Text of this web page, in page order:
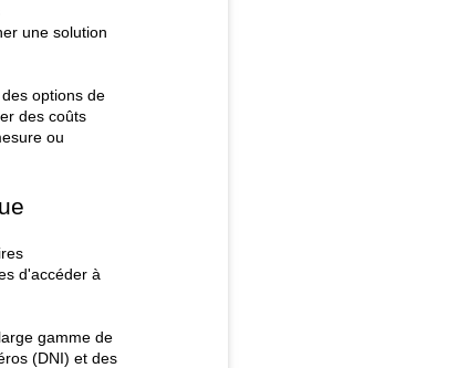
une solution
options de
des coûts
ou
d'accéder à
gamme de
(DNI) et des